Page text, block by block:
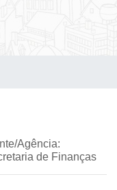
Agência:
de Finanças